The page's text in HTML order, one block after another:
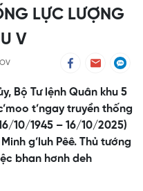
LỰC LƯỢNG
V
Bộ Tư lệnh Quân khu 5
t’ngay truyền thống
10/1945 – 16/10/2025)
g’luh Pêê. Thủ tướng
bhan hơnh deh